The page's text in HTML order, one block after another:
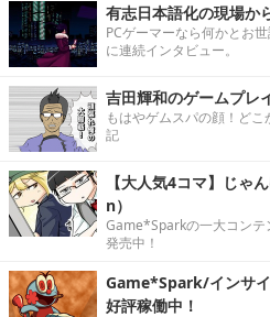
有志日本語化の現場か
PCゲーマーなら何かとお
に連続インタビュー。
吉田輝和のゲームプレ
もはやゲムスパの顔！ど
記
【大人気4コマ】じ
n）
Game*Sparkの一大コンテ
発売中！
Game*Spark/インサ
好評稼働中！